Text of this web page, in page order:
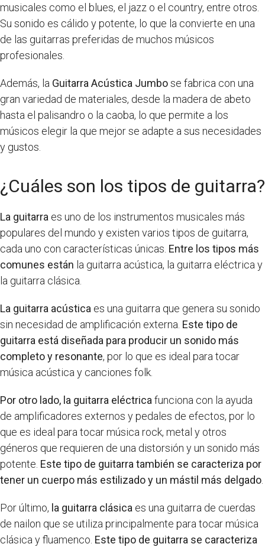
musicales como el blues, el jazz o el country, entre otros.
Su sonido es cálido y potente, lo que la convierte en una
de las guitarras preferidas de muchos músicos
profesionales.
Además, la Guitarra Acústica Jumbose fabrica con una
gran variedad de materiales, desde la madera de abeto
hasta el palisandro o la caoba, lo que permite a los
músicos elegir la que mejor se adapte a sus necesidades
y gustos.
¿Cuáles son los tipos de guitarra?
La guitarra es uno de los instrumentos musicales más
populares del mundo y existen varios tipos de guitarra,
cada uno con características únicas. Entre los tipos más
comunes están la guitarra acústica, la guitarra eléctrica y
la guitarra clásica.
La guitarra acústica es una guitarra que genera su sonido
sin necesidad de amplificación externa. Este tipo de
guitarra está diseñada para producir un sonido más
completo y resonante, por lo que es ideal para tocar
música acústica y canciones folk.
Por otro lado, la guitarra eléctrica funciona con la ayuda
de amplificadores externos y pedales de efectos, por lo
que es ideal para tocar música rock, metal y otros
géneros que requieren de una distorsión y un sonido más
potente. Este tipo de guitarra también se caracteriza por
tener un cuerpo más estilizado y un mástil más delgado
Por último, la guitarra clásica es una guitarra de cuerdas
de nailon que se utiliza principalmente para tocar música
clásica y fluamenco. Este tipo de guitarra se caracteriza